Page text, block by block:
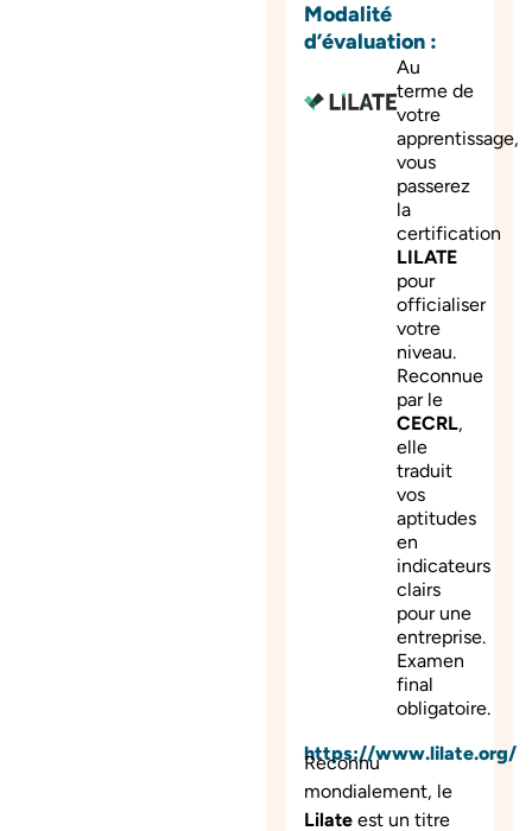
Modalité
d’évaluation :
Au
terme de
votre
apprentissage,
vous
passerez
la
certification
LILATE
pour
officialiser
votre
niveau.
Reconnue
par le
CECRL,
elle
traduit
vos
aptitudes
en
indicateurs
clairs
pour une
entreprise.
Examen
final
obligatoire.
https://www.lilate.org/
Reconnu
mondialement, le
Lilate est un titre